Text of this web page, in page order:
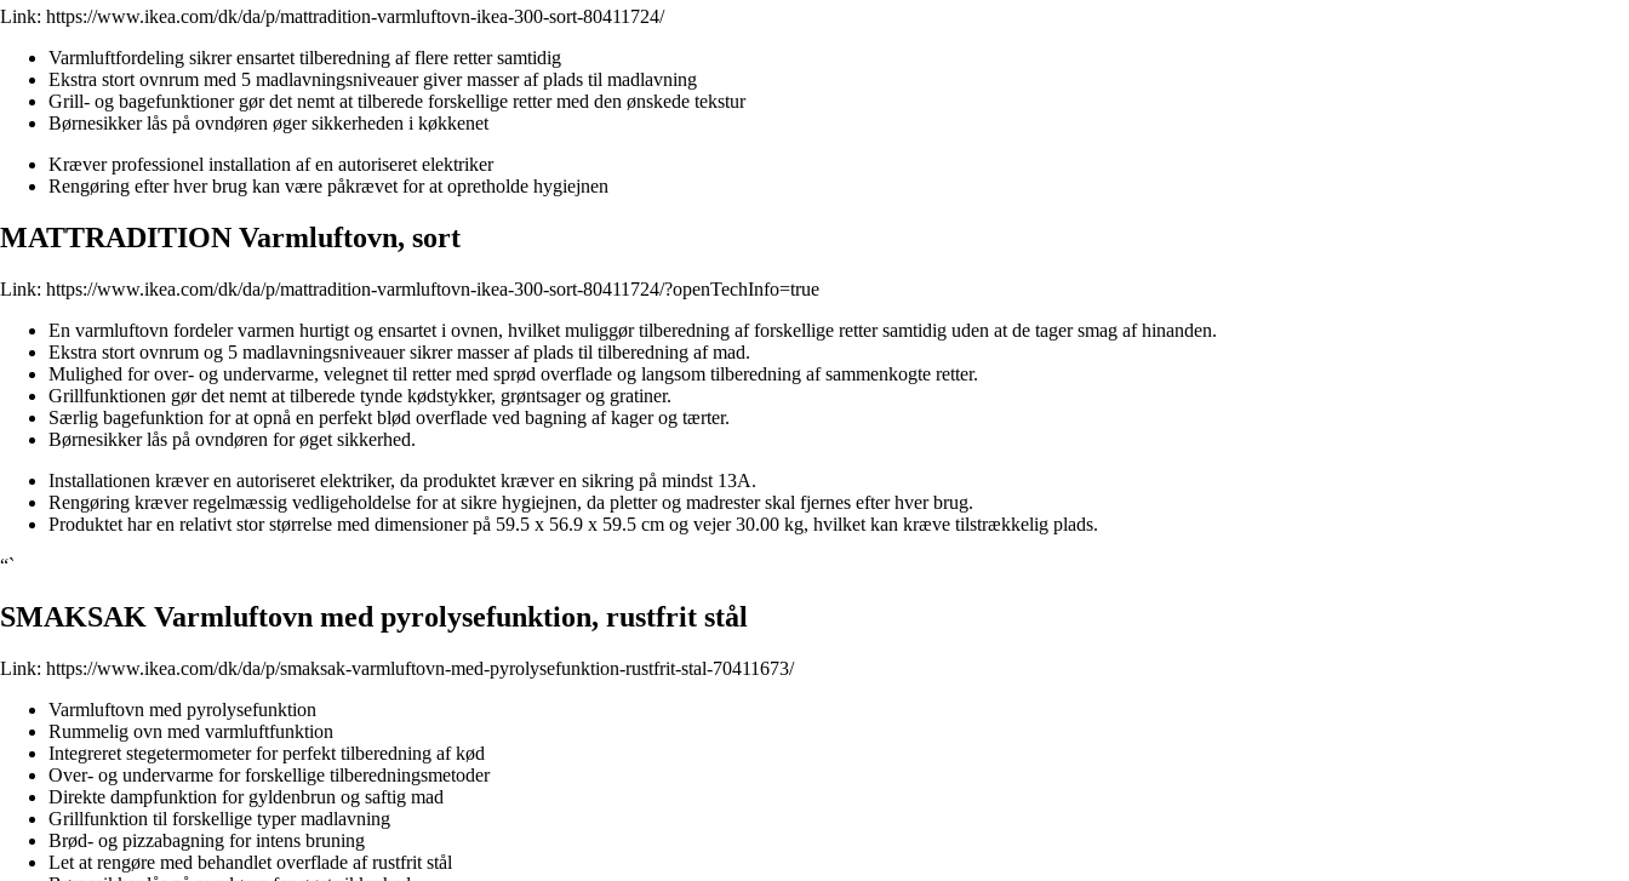
Link: https://www.ikea.com/dk/da/p/mattradition-varmluftovn-ikea-300-sort-80411724/
Varmluftfordeling sikrer ensartet tilberedning af flere retter samtidig
Ekstra stort ovnrum med 5 madlavningsniveauer giver masser af plads til madlavning
Grill- og bagefunktioner gør det nemt at tilberede forskellige retter med den ønskede tekstur
Børnesikker lås på ovndøren øger sikkerheden i køkkenet
Kræver professionel installation af en autoriseret elektriker
Rengøring efter hver brug kan være påkrævet for at opretholde hygiejnen
MATTRADITION Varmluftovn, sort
Link: https://www.ikea.com/dk/da/p/mattradition-varmluftovn-ikea-300-sort-80411724/?openTechInfo=true
En varmluftovn fordeler varmen hurtigt og ensartet i ovnen, hvilket muliggør tilberedning af forskellige retter samtidig uden at de tager smag af hinanden.
Ekstra stort ovnrum og 5 madlavningsniveauer sikrer masser af plads til tilberedning af mad.
Mulighed for over- og undervarme, velegnet til retter med sprød overflade og langsom tilberedning af sammenkogte retter.
Grillfunktionen gør det nemt at tilberede tynde kødstykker, grøntsager og gratiner.
Særlig bagefunktion for at opnå en perfekt blød overflade ved bagning af kager og tærter.
Børnesikker lås på ovndøren for øget sikkerhed.
Installationen kræver en autoriseret elektriker, da produktet kræver en sikring på mindst 13A.
Rengøring kræver regelmæssig vedligeholdelse for at sikre hygiejnen, da pletter og madrester skal fjernes efter hver brug.
Produktet har en relativt stor størrelse med dimensioner på 59.5 x 56.9 x 59.5 cm og vejer 30.00 kg, hvilket kan kræve tilstrækkelig plads.
“`
SMAKSAK Varmluftovn med pyrolysefunktion, rustfrit stål
Link: https://www.ikea.com/dk/da/p/smaksak-varmluftovn-med-pyrolysefunktion-rustfrit-stal-70411673/
Varmluftovn med pyrolysefunktion
Rummelig ovn med varmluftfunktion
Integreret stegetermometer for perfekt tilberedning af kød
Over- og undervarme for forskellige tilberedningsmetoder
Direkte dampfunktion for gyldenbrun og saftig mad
Grillfunktion til forskellige typer madlavning
Brød- og pizzabagning for intens bruning
Let at rengøre med behandlet overflade af rustfrit stål